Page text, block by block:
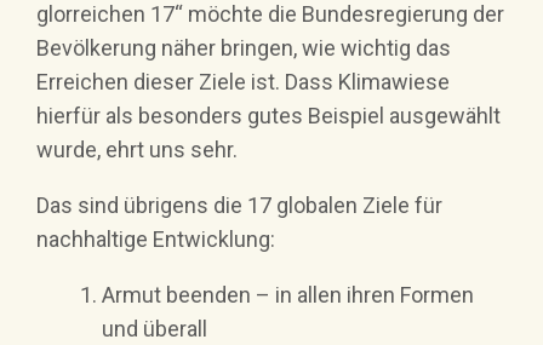
glorreichen 17“ möchte die Bundesregierung der
Bevölkerung näher bringen, wie wichtig das
Erreichen dieser Ziele ist. Dass Klimawiese
hierfür als besonders gutes Beispiel ausgewählt
wurde, ehrt uns sehr.
Das sind übrigens die 17 globalen Ziele für
nachhaltige Entwicklung:
Armut beenden – in allen ihren Formen
und überall